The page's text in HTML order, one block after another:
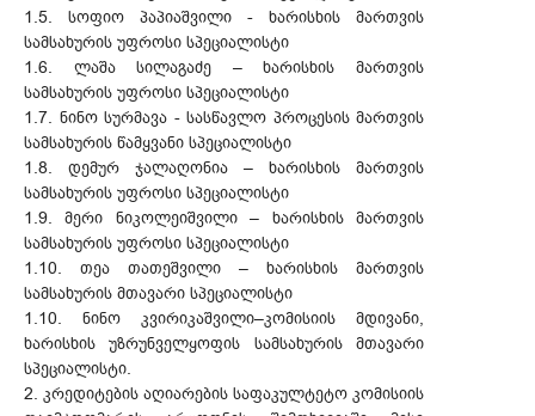
1.5. სოფიო პაპიაშვილი - ხარისხის მართვის
სამსახურის უფროსი სპეციალისტი
1.6. ლაშა სილაგაძე – ხარისხის მართვის
სამსახურის უფროსი სპეციალისტი
1.7. ნინო სურმავა - სასწავლო პროცესის მართვის
სამსახურის წამყვანი სპეციალისტი
1.8. დემურ ჯალაღონია – ხარისხის მართვის
სამსახურის უფროსი სპეციალისტი
1.9. მერი ნიკოლეიშვილი – ხარისხის მართვის
სამსახურის უფროსი სპეციალისტი
1.10. თეა თათეშვილი – ხარისხის მართვის
სამსახურის მთავარი სპეციალისტი
1.10. ნინო კვირიკაშვილი–კომისიის მდივანი,
ხარისხის უზრუნველყოფის სამსახურის მთავარი
სპეციალისტი.
2. კრედიტების აღიარების საფაკულტეტო კომისიის